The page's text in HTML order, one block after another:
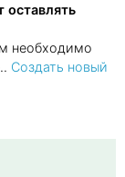
оставлять
необходимо
Создать новый